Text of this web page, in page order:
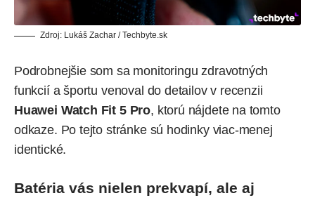
Zdroj: Lukáš Zachar / Techbyte.sk
Podrobnejšie som sa monitoringu zdravotných
funkcií a športu venoval do detailov v recenzii
Huawei Watch Fit 5 Pro, ktorú nájdete na tomto
odkaze. Po tejto stránke sú hodinky viac-menej
identické.
Batéria vás nielen prekvapí, ale aj